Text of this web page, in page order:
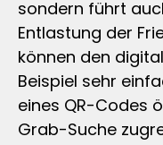
sondern führt
Entlastung der
können den
Beispiel sehr
eines QR-Codes
Grab-Suche